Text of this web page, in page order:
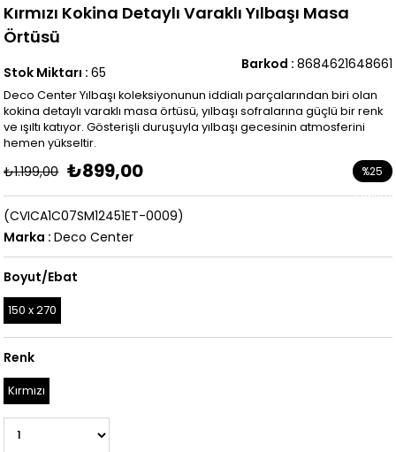
Kırmızı Kokina Detaylı Varaklı Yılbaşı Masa
Örtüsü
Barkod : 8684621648661
Stok Miktarı : 65
Deco Center Yılbaşı koleksiyonunun iddialı parçalarından biri olan
kokina detaylı varaklı masa örtüsü, yılbaşı sofralarına güçlü bir renk
ve ışıltı katıyor. Gösterişli duruşuyla yılbaşı gecesinin atmosferini
hemen yükseltir.
₺1.199,00 ₺899,00 %25
İndirim
(CVICA1C07SM12451ET-0009)
Marka : Deco Center
Boyut/Ebat
150 x 270
Renk
Kırmızı